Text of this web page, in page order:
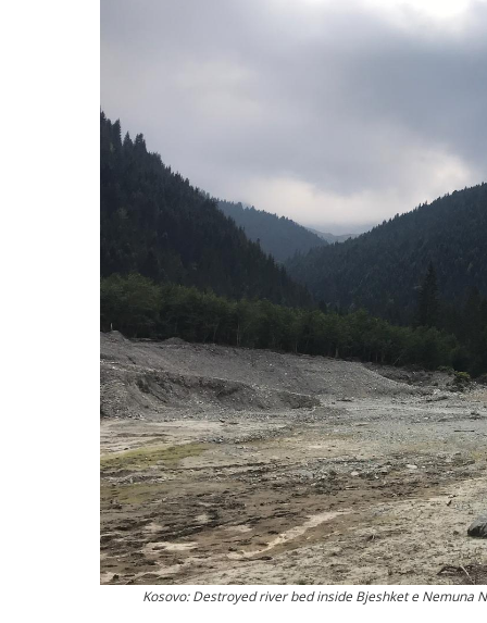
Fotos
Kosovo: Destroyed river bed inside Bjeshket e Nemuna